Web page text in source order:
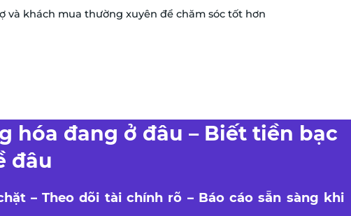
và khách mua thường xuyên để chăm sóc tốt hơn
hóa đang ở đâu – Biết tiền bạc
đâu
– Theo dõi tài chính rõ – Báo cáo sẵn sàng khi